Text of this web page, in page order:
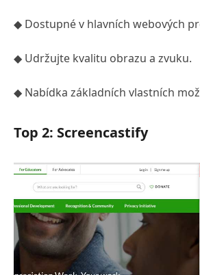
◆ Dostupné v hlavních webových
◆ Udržujte kvalitu obrazu a zvuku.
◆ Nabídka základních vlastních
Top 2: Screencastify